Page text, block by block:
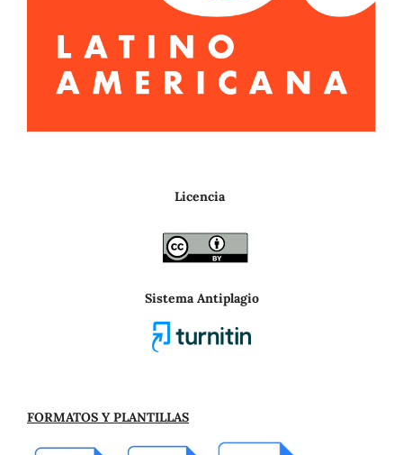
Licencia
Sistema Antiplagio
FORMATOS Y PLANTILLAS